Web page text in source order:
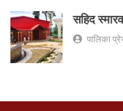
सहिद
पालिका